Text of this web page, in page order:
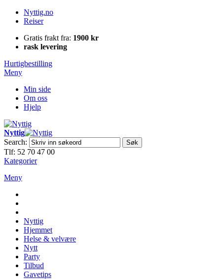
Nyttig.no
Reiser
Gratis frakt fra: 1900 kr
rask levering
Hurtigbestilling
Meny
Min side
Om oss
Hjelp
Nyttig
Search:
Søk
Tlf: 52 70 47 00
Kategorier
Meny
Nyttig
Hjemmet
Helse & velvære
Nytt
Party
Tilbud
Gavetips